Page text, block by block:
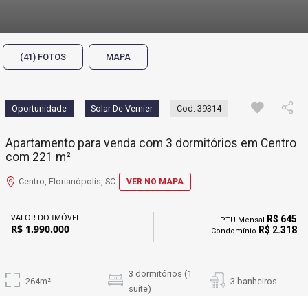
(41) FOTOS MAPA
Oportunidade Solar De Vernier Cod: 39314
Apartamento para venda com 3 dormitórios em Centro
com 221 m²
Centro, Florianópolis, SC VER NO MAPA
VALOR DO IMÓVEL
R$ 1.990.000
IPTU Mensal R$ 645
Condomínio R$ 2.318
264m²
3 dormitórios (1
suíte)
3 banheiros